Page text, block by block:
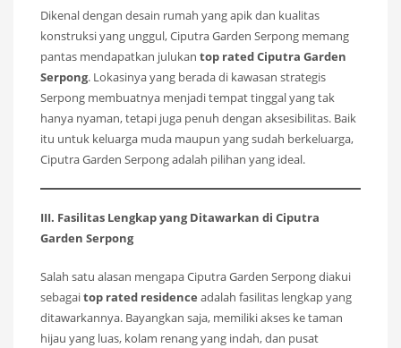
Dikenal dengan desain rumah yang apik dan kualitas
konstruksi yang unggul, Ciputra Garden Serpong memang
pantas mendapatkan julukan top rated Ciputra Garden
Serpong. Lokasinya yang berada di kawasan strategis
Serpong membuatnya menjadi tempat tinggal yang tak
hanya nyaman, tetapi juga penuh dengan aksesibilitas. Baik
itu untuk keluarga muda maupun yang sudah berkeluarga,
Ciputra Garden Serpong adalah pilihan yang ideal.
III. Fasilitas Lengkap yang Ditawarkan di Ciputra
Garden Serpong
Salah satu alasan mengapa Ciputra Garden Serpong diakui
sebagaitop rated residence adalah fasilitas lengkap yang
ditawarkannya. Bayangkan saja, memiliki akses ke taman
hijau yang luas, kolam renang yang indah, dan pusat